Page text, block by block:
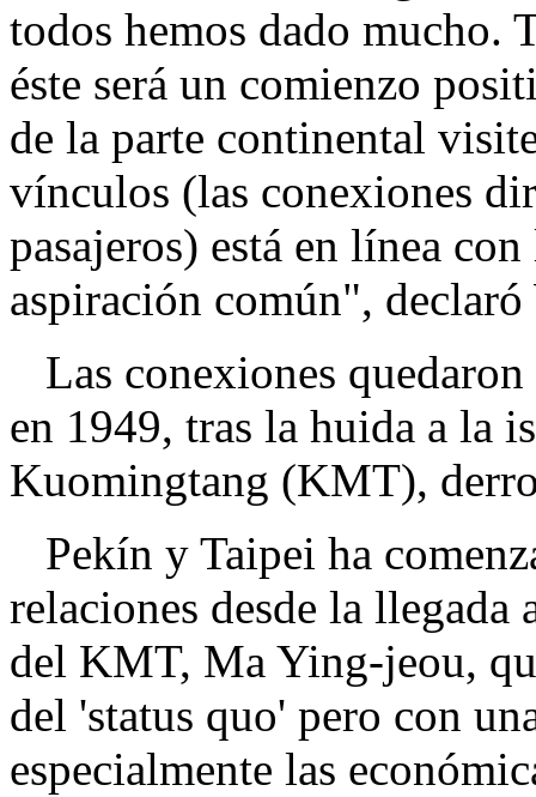
todos hemos dado mucho.
éste será un comienzo
de la parte continental
vínculos (las conexiones
pasajeros) está en línea
aspiración común", declaró
Las conexiones
en 1949, tras la huida a la
Kuomingtang (KMT),
Pekín y Taipei ha
relaciones desde la
del KMT, Ma Ying-jeou,
del 'status quo' pero con
especialmente las